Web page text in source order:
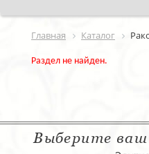
Главная Каталог
Раздел не найден.
Выберите